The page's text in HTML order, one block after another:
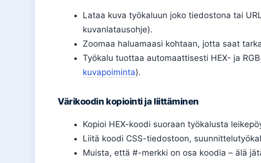
Lataa kuva työkaluun joko tiedostona tai
kuvanlatausohje).
Zoomaa haluamaasi kohtaan, jotta saat
Työkalu tuottaa automaattisesti HEX- ja
kuvapoiminta).
Värikoodin kopiointi ja liittäminen
Kopioi HEX-koodi suoraan työkalusta
Liitä koodi CSS-tiedostoon,
Muista, että #-merkki on osa koodia – älä